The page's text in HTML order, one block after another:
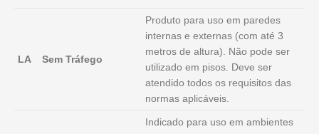
LA Sem Tráfego
Produto para uso em paredes
internas e externas (com até 3
metros de altura). Não pode ser
utilizado em pisos. Deve ser
atendido todos os requisitos das
normas aplicáveis.
Indicado para uso em ambientes